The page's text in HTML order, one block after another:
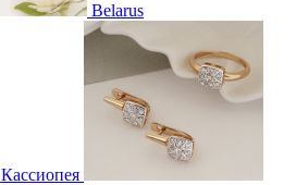
Belarus
Кассиопея